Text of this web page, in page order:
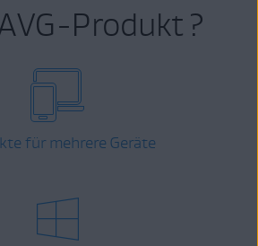
Produkt ?
für mehrere Geräte